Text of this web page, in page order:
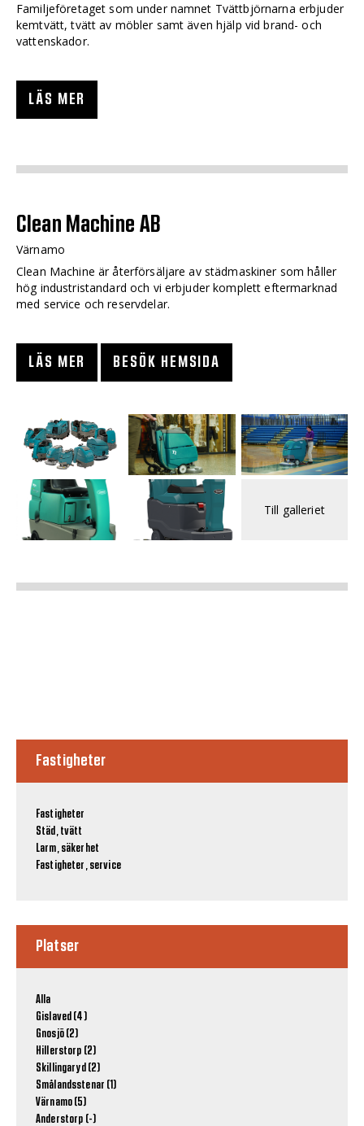
Familjeföretaget som under namnet Tvättbjörnarna erbjuder
kemtvätt, tvätt av möbler samt även hjälp vid brand- och
vattenskador.
LÄS MER
Clean Machine AB
Värnamo
Clean Machine är återförsäljare av städmaskiner som håller
hög industristandard och vi erbjuder komplett eftermarknad
med service och reservdelar.
LÄS MER BESÖK HEMSIDA
Till galleriet
Fastigheter
Fastigheter
Städ, tvätt
Larm, säkerhet
Fastigheter, service
Platser
Alla
Gislaved (4)
Gnosjö (2)
Hillerstorp (2)
Skillingaryd (2)
Smålandsstenar (1)
Värnamo (5)
Anderstorp (-)